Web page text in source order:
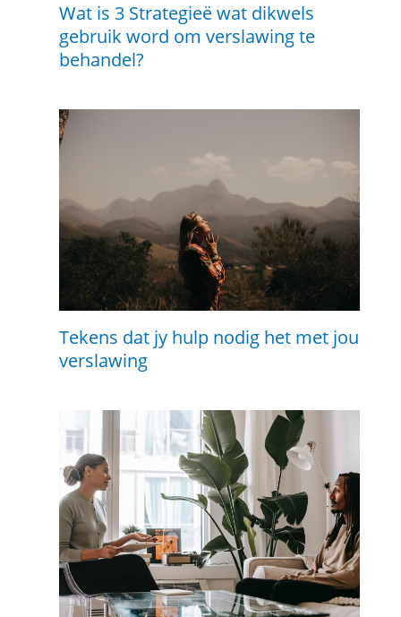
Wat is 3 Strategieë wat dikwels
gebruik word om verslawing te
behandel?
Tekens dat jy hulp nodig het met jou
verslawing